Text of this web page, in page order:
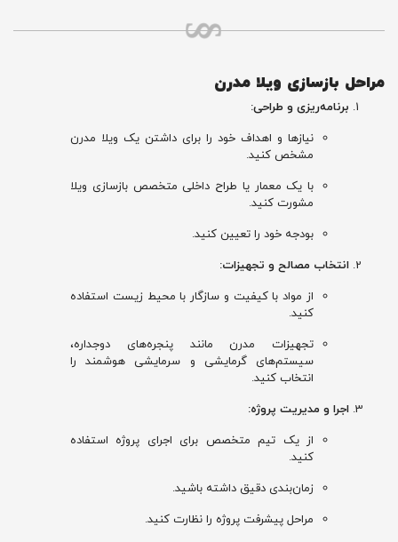
مراحل بازسازی ویلا مدرن
برنامه‌ریزی و طراحی:
نیازها و اهداف خود را برای داشتن یک ویلا مدرن
مشخص کنید.
با یک معمار یا طراح داخلی متخصص بازسازی ویلا
مشورت کنید.
بودجه خود را تعیین کنید.
انتخاب مصالح و تجهیزات:
از مواد با کیفیت و سازگار با محیط زیست استفاده
کنید.
تجهیزات مدرن مانند پنجره‌های دوجداره،
سیستم‌های گرمایشی و سرمایشی هوشمند را
انتخاب کنید.
اجرا و مدیریت پروژه:
از یک تیم متخصص برای اجرای پروژه استفاده
کنید.
زمان‌بندی دقیق داشته باشید.
مراحل پیشرفت پروژه را نظارت کنید.